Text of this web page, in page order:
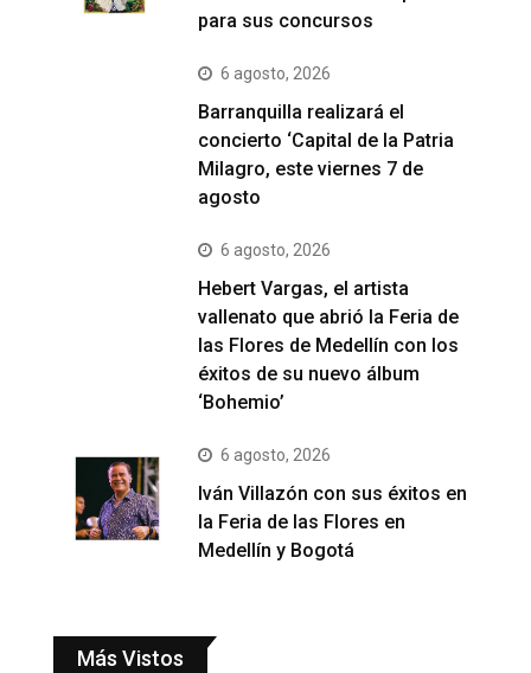
para sus concursos
6 agosto, 2026
Barranquilla realizará el
concierto ‘Capital de la Patria
Milagro, este viernes 7 de
agosto
6 agosto, 2026
Hebert Vargas, el artista
vallenato que abrió la Feria de
las Flores de Medellín con los
éxitos de su nuevo álbum
‘Bohemio’
6 agosto, 2026
Iván Villazón con sus éxitos en
la Feria de las Flores en
Medellín y Bogotá
Más Vistos